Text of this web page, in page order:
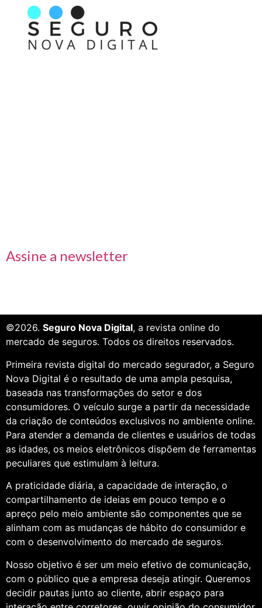
Assine a newsletter
©2026. Seguro Nova Digital, a revista online do
mercado de seguros. Todos os direitos reservados.
Primeira revista digital do mercado segurador, a Seguro
Nova Digital é o resultado de uma ampla pesquisa,
baseada nas transformações do setor e dos
consumidores. O veículo surge a partir da necessidade
da criação de conteúdos exclusivos no ambiente online.
Para atender a demanda de clientes e usuários de todas
as idades, os meios eletrônicos dispõem de ferramentas
peculiares que estimulam à leitura.
A praticidade diária, a capacidade de interação, o
compartilhamento de ideias em pouco tempo e o
apreço pelo meio ambiente são componentes que se
alinham com as mudanças de hábito do consumidor e
com o desenvolvimento do mercado de seguros.
Nosso objetivo é ser um meio efetivo de comunicação,
com o público que a empresa deseja atingir. Queremos
decidir pautas junto ao cliente, abrir espaço para